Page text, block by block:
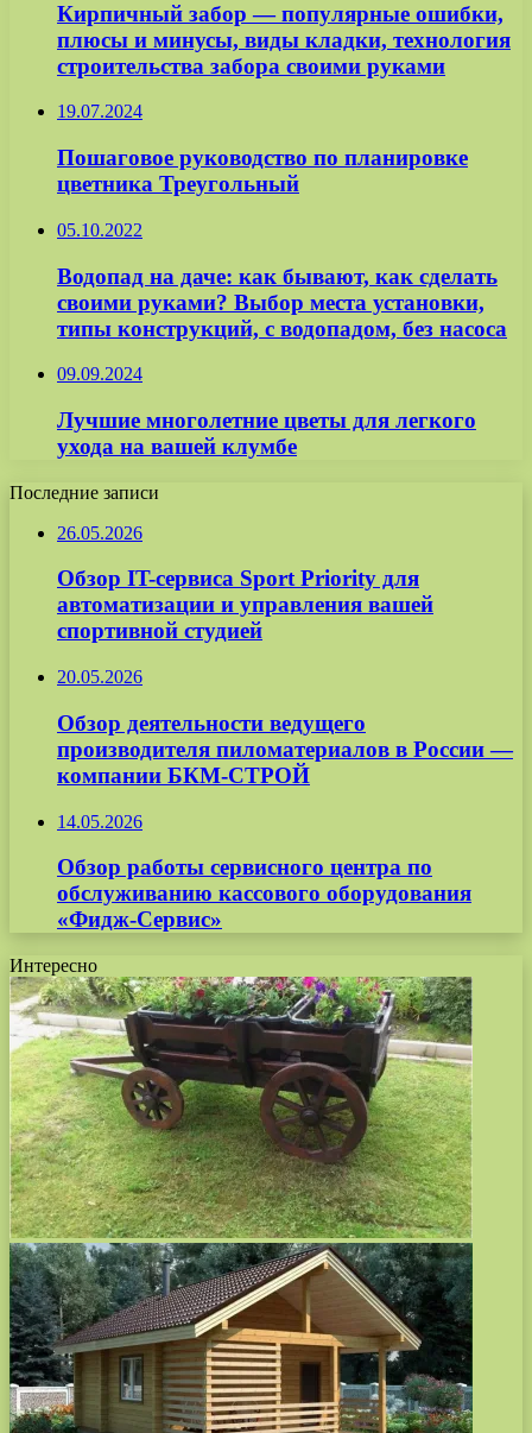
Кирпичный забор — популярные ошибки,
плюсы и минусы, виды кладки, технология
строительства забора своими руками
19.07.2024
Пошаговое руководство по планировке
цветника Треугольный
05.10.2022
Водопад на даче: как бывают, как сделать
своими руками? Выбор места установки,
типы конструкций, с водопадом, без насоса
09.09.2024
Лучшие многолетние цветы для легкого
ухода на вашей клумбе
Последние записи
26.05.2026
Обзор IT-сервиса Sport Priority для
автоматизации и управления вашей
спортивной студией
20.05.2026
Обзор деятельности ведущего
производителя пиломатериалов в России —
компании БКМ-СТРОЙ
14.05.2026
Обзор работы сервисного центра по
обслуживанию кассового оборудования
«Фидж-Сервис»
Интересно